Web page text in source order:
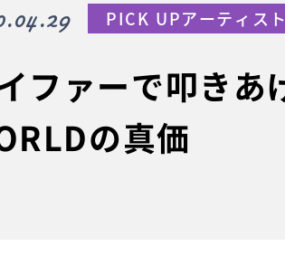
ファーで叩きあ
の真価
PICK UPアーティスト